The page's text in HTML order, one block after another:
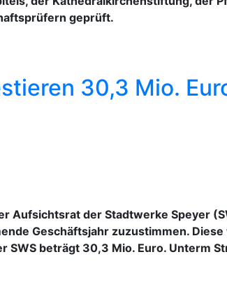
geprüft.
30,3 Mio.
Aufsichtsrat der Stadtwerke Speyer
Geschäftsjahr zuzustimmen.
beträgt 30,3 Mio. Euro. Unterm